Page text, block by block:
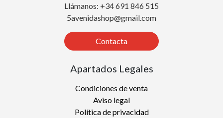
Llámanos: +34 691 846 515
5avenidashop@gmail.com
Contacta
Apartados Legales
Condiciones de venta
Aviso legal
Política de privacidad